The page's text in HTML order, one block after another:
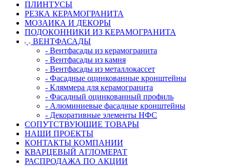
ПЛИНТУСЫ
РЕЗКА КЕРАМОГРАНИТА
МОЗАИКА И ДЕКОРЫ
ПОДОКОННИКИ ИЗ КЕРАМОГРАНИТА
ВЕНТФАСАДЫ
- Вентфасады из керамогранита
- Вентфасады из камня
- Вентфасады из металлокассет
- Фасадные оцинкованные кронштейны
- Кляммера для керамогранита
- Фасадный оцинкованный профиль
- Алюминиевые фасадные кронштейны
- Декоративные элементы НФС
СОПУТСТВУЮЩИЕ ТОВАРЫ
НАШИ ПРОЕКТЫ
КОНТАКТЫ КОМПАНИИ
КВАРЦЕВЫЙ АГЛОМЕРАТ
РАСПРОДАЖА ПО АКЦИИ